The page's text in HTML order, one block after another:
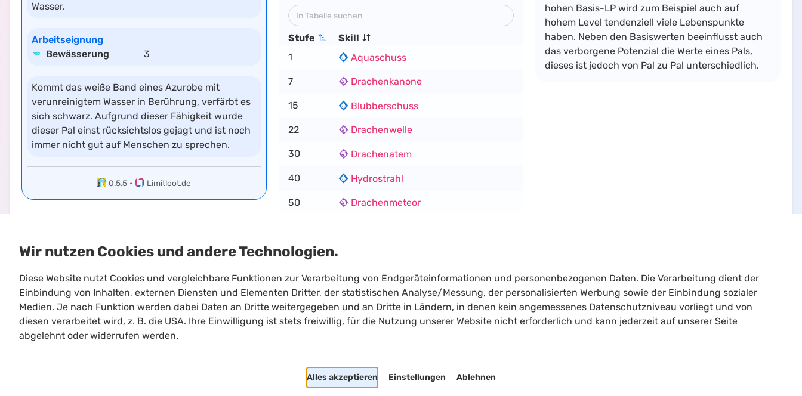
Wasser.
Arbeitseignung
Bewässerung
3
Kommt das weiße Band eines Azurobe mit
verunreinigtem Wasser in Berührung, verfärbt es
sich schwarz. Aufgrund dieser Fähigkeit wurde
dieser Pal einst rücksichtslos gejagt und ist noch
immer nicht gut auf Menschen zu sprechen.
0.5.5 • Limitloot.de
Stufe
Skill
1
Aquaschuss
7 Drachenkanone
15 Blubberschuss
22 Drachenwelle
30 Drachenatem
40 Hydrostrahl
50 Drachenmeteor
hohen Basis-LP wird zum Beispiel auch auf
hohem Level tendenziell viele Lebenspunkte
haben. Neben den Basiswerten beeinflusst auch
das verborgene Potenzial die Werte eines Pals,
dieses ist jedoch von Pal zu Pal unterschiedlich.
Limitloot
Roadmap
Kontakt
Shortcuts
Heller/Dunkler Modus
Rechtliches
Impressum
Wir nutzen Cookies und andere Technologien.
Diese Website nutzt Cookies und vergleichbare Funktionen zur Verarbeitung von Endgeräteinformationen und personenbezogenen Daten. Die Verarbeitung dient der
Einbindung von Inhalten, externen Diensten und Elementen Dritter, der statistischen Analyse/Messung, der personalisierten Werbung sowie der Einbindung sozialer
Medien. Je nach Funktion werden dabei Daten an Dritte weitergegeben und an Dritte in Ländern, in denen kein angemessenes Datenschutzniveau vorliegt und von
diesen verarbeitet wird, z. B. die USA. Ihre Einwilligung ist stets freiwillig, für die Nutzung unserer Website nicht erforderlich und kann jederzeit auf unserer Seite
abgelehnt oder widerrufen werden.
Alles akzeptieren Einstellungen Ablehnen